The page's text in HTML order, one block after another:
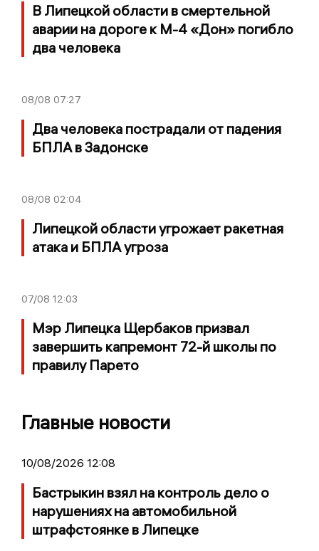
В Липецкой области в смертельной
аварии на дороге к М-4 «Дон» погибло
два человека
08/08 07:27
Два человека пострадали от падения
БПЛА в Задонске
08/08 02:04
Липецкой области угрожает ракетная
атака и БПЛА угроза
07/08 12:03
Мэр Липецка Щербаков призвал
завершить капремонт 72-й школы по
правилу Парето
Главные новости
10/08/2026 12:08
Бастрыкин взял на контроль дело о
нарушениях на автомобильной
штрафстоянке в Липецке